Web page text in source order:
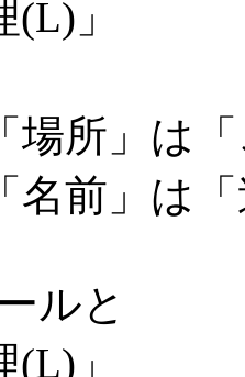
場所」は
名前」は